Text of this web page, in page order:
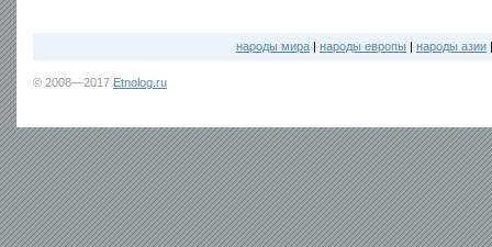
народы мира | народы европы | народы азии
© 2008—2017 Etnolog.ru